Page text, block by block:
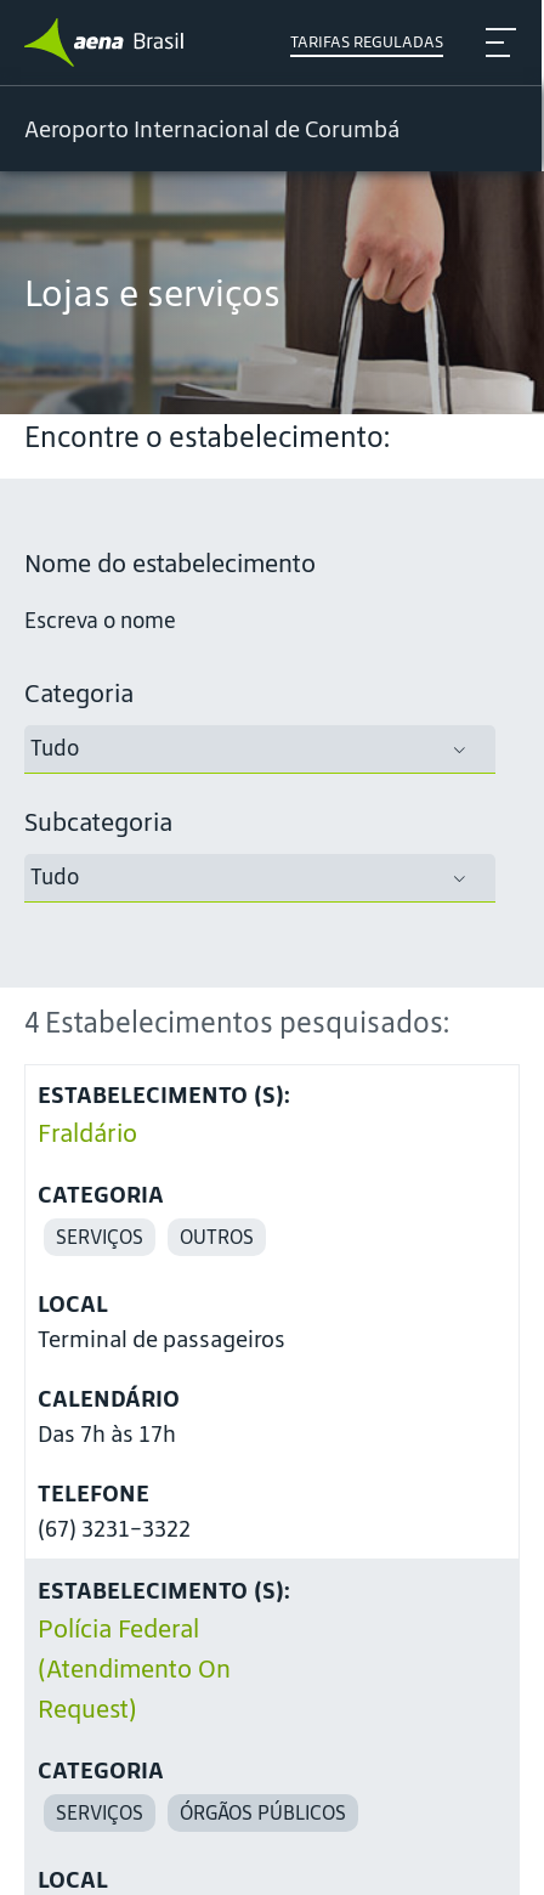
TARIFAS REGULADAS
Aeroporto Internacional de Corumbá
Lojas e serviços
Encontre o estabelecimento:
Nome do estabelecimento
Categoria
Tudo
Subcategoria
Tudo
4 Estabelecimentos pesquisados:
ESTABELECIMENTO (S):
Fraldário
CATEGORIA
SERVIÇOS OUTROS
LOCAL
Terminal de passageiros
CALENDÁRIO
Das 7h às 17h
TELEFONE
(67) 3231-3322
ESTABELECIMENTO (S):
Polícia Federal
(Atendimento On
Request)
CATEGORIA
SERVIÇOS ÓRGÃOS PÚBLICOS
LOCAL